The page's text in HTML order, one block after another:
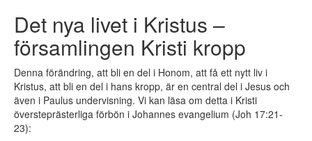
Det nya livet i Kristus –
församlingen Kristi kropp
Denna förändring, att bli en del i Honom, att få ett nytt liv i
Kristus, att bli en del i hans kropp, är en central del i Jesus och
även i Paulus undervisning. Vi kan läsa om detta i Kristi
översteprästerliga förbön i Johannes evangelium (Joh 17:21-
23):